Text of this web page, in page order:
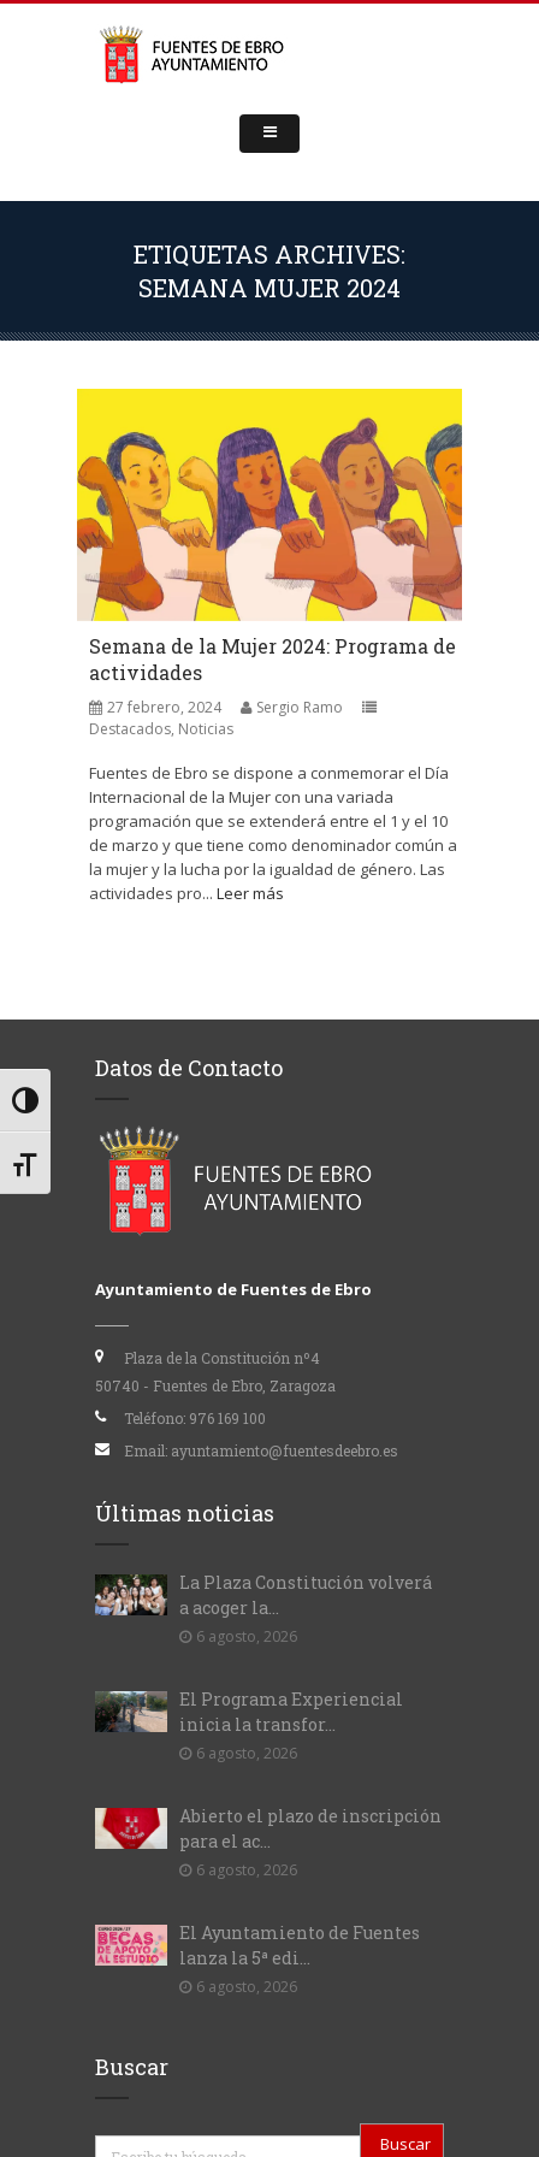
Alternar alto contraste
Alternar tamaño de letra
ETIQUETAS ARCHIVES:
SEMANA MUJER 2024
Semana de la Mujer 2024: Programa de
actividades
27 febrero, 2024
Sergio Ramo
Destacados, Noticias
Fuentes de Ebro se dispone a conmemorar el Día
Internacional de la Mujer con una variada
programación que se extenderá entre el 1 y el 10
de marzo y que tiene como denominador común a
la mujer y la lucha por la igualdad de género. Las
actividades pro... Leer más
Datos de Contacto
Ayuntamiento de Fuentes de Ebro
Plaza de la Constitución nº4
50740 - Fuentes de Ebro, Zaragoza
Teléfono: 976 169 100
Email: ayuntamiento@fuentesdeebro.es
Últimas noticias
La Plaza Constitución volverá
a acoger la...
6 agosto, 2026
El Programa Experiencial
inicia la transfor...
6 agosto, 2026
Abierto el plazo de inscripción
para el ac...
6 agosto, 2026
El Ayuntamiento de Fuentes
lanza la 5ª edi...
6 agosto, 2026
Buscar
Buscar